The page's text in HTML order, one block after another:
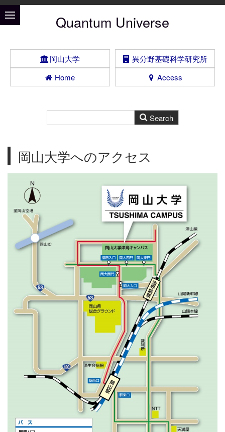
Quantum Universe
岡山大学
異分野基礎科学研究所
Home
Access
岡山大学へのアクセス